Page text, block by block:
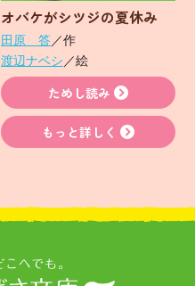
オバケがシツジの夏休み
田原 答／作
渡辺ナベシ ／絵
ためし読み
もっと詳しく